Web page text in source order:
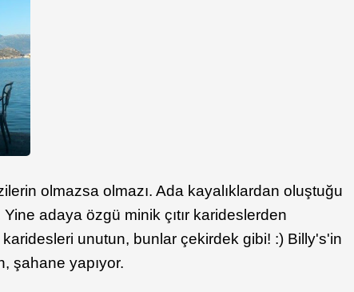
olmazsa olmazı. Ada kayalıklardan oluştuğu
adaya özgü minik çıtır karideslerden
unutun, bunlar çekirdek gibi! :) Billy's'in
şahane yapıyor.